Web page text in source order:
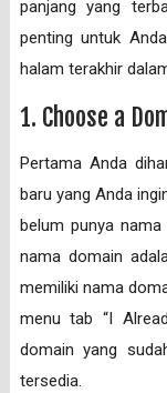
panjang yang
penting untuk
halam terakhir
1. Choose a
Pertama Anda
baru yang Anda
belum punya
nama domain
memiliki nama
menu tab “I
domain yang
tersedia.